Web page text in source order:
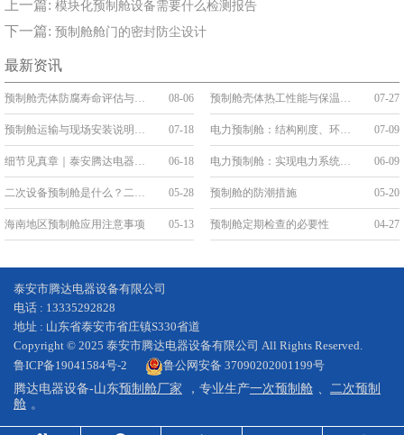
上一篇: 模块化预制舱设备需要什么检测报告
下一篇: 预制舱舱门的密封防尘设计
最新资讯
预制舱壳体防腐寿命评估与维护 08-06 预制舱壳体热工性能与保温构造 07-27
预制舱运输与现场安装说明：吊装、就位与接口连接 07-18 电力预制舱：结构刚度、环境防护与系统稳定性 07-09
细节见真章｜泰安腾达电器：把“线缆艺术”刻进预制舱的基因里 06-18 电力预制舱：实现电力系统的变革与升级 06-09
二次设备预制舱是什么？二次舱的应用和优势 05-28 预制舱的防潮措施 05-20
海南地区预制舱应用注意事项 05-13 预制舱定期检查的必要性 04-27
泰安市腾达电器设备有限公司
电话 : 13335292828
地址 : 山东省泰安市省庄镇S330省道
Copyright © 2025 泰安市腾达电器设备有限公司 All Rights Reserved.
鲁ICP备19041584号-2
鲁公网安备 37090202001199号
腾达电器设备-山东预制舱厂家 ，专业生产一次预制舱 、 二次预制
舱 。